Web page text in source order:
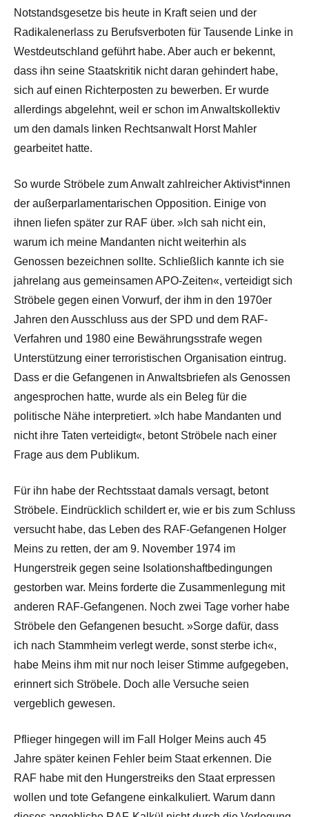
Notstandsgesetze bis heute in Kraft seien und der
Radikalenerlass zu Berufsverboten für Tausende Linke in
Westdeutschland geführt habe. Aber auch er bekennt,
dass ihn seine Staatskritik nicht daran gehindert habe,
sich auf einen Richterposten zu bewerben. Er wurde
allerdings abgelehnt, weil er schon im Anwaltskollektiv
um den damals linken Rechtsanwalt Horst Mahler
gearbeitet hatte.
So wurde Ströbele zum Anwalt zahlreicher Aktivist*innen
der außerparlamentarischen Opposition. Einige von
ihnen liefen später zur RAF über. »Ich sah nicht ein,
warum ich meine Mandanten nicht weiterhin als
Genossen bezeichnen sollte. Schließlich kannte ich sie
jahrelang aus gemeinsamen APO-Zeiten«, verteidigt sich
Ströbele gegen einen Vorwurf, der ihm in den 1970er
Jahren den Ausschluss aus der SPD und dem RAF-
Verfahren und 1980 eine Bewährungsstrafe wegen
Unterstützung einer terroristischen Organisation eintrug.
Dass er die Gefangenen in Anwaltsbriefen als Genossen
angesprochen hatte, wurde als ein Beleg für die
politische Nähe interpretiert. »Ich habe Mandanten und
nicht ihre Taten verteidigt«, betont Ströbele nach einer
Frage aus dem Publikum.
Für ihn habe der Rechtsstaat damals versagt, betont
Ströbele. Eindrücklich schildert er, wie er bis zum Schluss
versucht habe, das Leben des RAF-Gefangenen Holger
Meins zu retten, der am 9. November 1974 im
Hungerstreik gegen seine Isolationshaftbedingungen
gestorben war. Meins forderte die Zusammenlegung mit
anderen RAF-Gefangenen. Noch zwei Tage vorher habe
Ströbele den Gefangenen besucht. »Sorge dafür, dass
ich nach Stammheim verlegt werde, sonst sterbe ich«,
habe Meins ihm mit nur noch leiser Stimme aufgegeben,
erinnert sich Ströbele. Doch alle Versuche seien
vergeblich gewesen.
Pflieger hingegen will im Fall Holger Meins auch 45
Jahre später keinen Fehler beim Staat erkennen. Die
RAF habe mit den Hungerstreiks den Staat erpressen
wollen und tote Gefangene einkalkuliert. Warum dann